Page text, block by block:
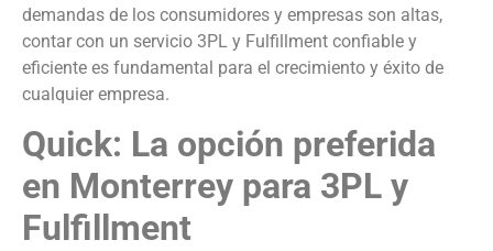
demandas de los consumidores y empresas son altas,
contar con un servicio 3PL y Fulfillment confiable y
eficiente es fundamental para el crecimiento y éxito de
cualquier empresa.
Quick: La opción preferida
en Monterrey para 3PL y
Fulfillment